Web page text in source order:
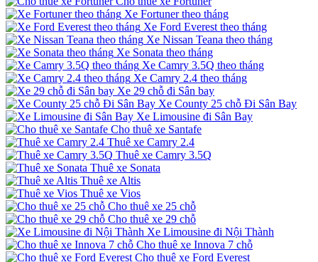
Xe Fortuner theo tháng
Xe Ford Everest theo tháng
Xe Nissan Teana theo tháng
Xe Sonata theo tháng
Xe Camry 3.5Q theo tháng
Xe Camry 2.4 theo tháng
Xe 29 chỗ đi Sân bay
Xe County 25 chỗ Đi Sân Bay
Xe Limousine đi Sân Bay
Cho thuê xe Santafe
Thuê xe Camry 2.4
Thuê xe Camry 3.5Q
Thuê xe Sonata
Thuê xe Altis
Thuê xe Vios
Cho thuê xe 25 chỗ
Cho thuê xe 29 chỗ
Xe Limousine đi Nội Thành
Cho thuê xe Innova 7 chỗ
Cho thuê xe Ford Everest